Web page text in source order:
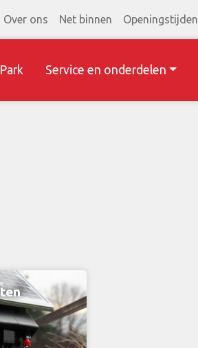
Over ons Net binnen Openingstijden
Service en onderdelen